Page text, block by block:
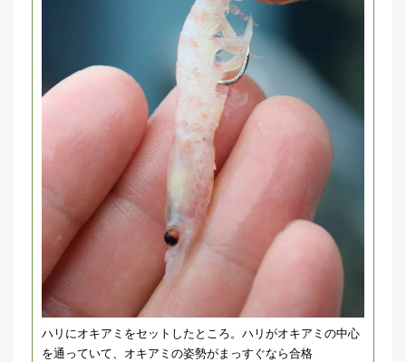
ハリにオキアミをセットしたところ。ハリがオキアミの中心
を通っていて、オキアミの姿勢がまっすぐなら合格